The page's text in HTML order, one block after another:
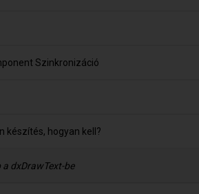
Szinkronizáció
készítés, hogyan kell?
a dxDrawText-be